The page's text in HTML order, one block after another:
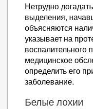
Нетрудно
выделения,
объясняются
указывает на
воспалительного
медицинское
определить его
заболевание.
Белые лохии